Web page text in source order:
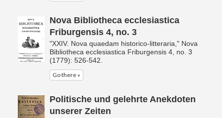
Nova Bibliotheca ecclesiastica
Friburgensis 4, no. 3
"XXIV. Nova quaedam historico-litteraria," Nova
Bibliotheca ecclesiastica Friburgensis 4, no. 3
(1779): 526-542.
Go there »
Politische und gelehrte Anekdoten
unserer Zeiten